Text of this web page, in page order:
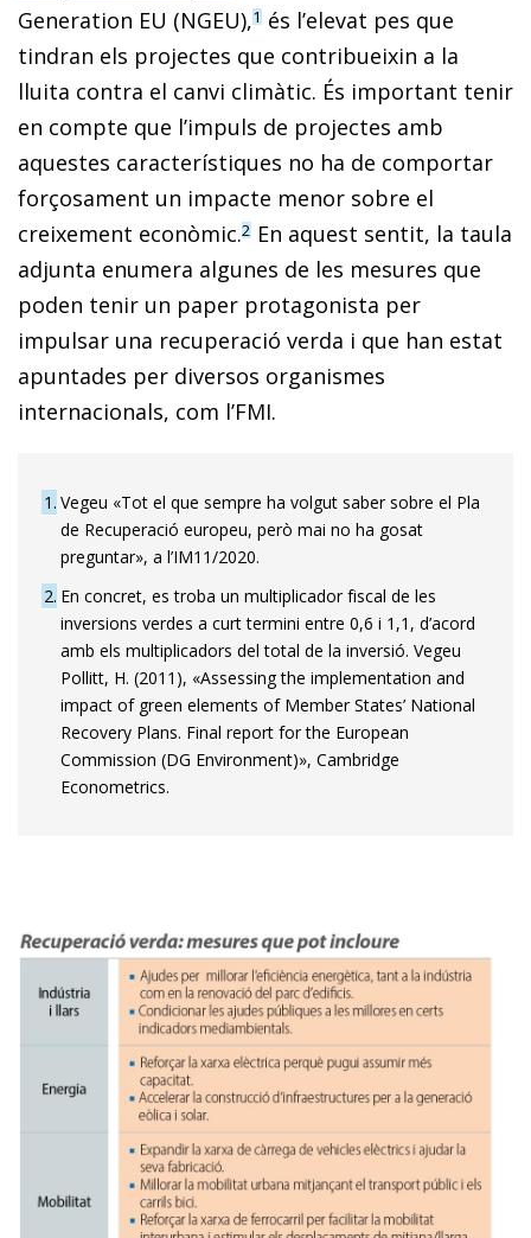
Generation EU (NGEU),1 és l’elevat pes que
tindran els projectes que contribueixin a la
lluita contra el canvi climàtic. És important tenir
en compte que l’impuls de projectes amb
aquestes característiques no ha de comportar
forçosament un impacte menor sobre el
creixement econòmic.2 En aquest sentit, la taula
adjunta enumera algunes de les mesures que
poden tenir un paper protagonista per
impulsar una recuperació verda i que han estat
apuntades per diversos organismes
internacionals, com l’FMI.
1 Vegeu «Tot el que sempre ha volgut saber sobre el Pla
de Recuperació europeu, però mai no ha gosat
preguntar», a l’IM11/2020.
2 En concret, es troba un multiplicador fiscal de les
inversions verdes a curt termini entre 0,6 i 1,1, d’acord
amb els multiplicadors del total de la inversió. Vegeu
Pollitt, H. (2011), «Assessing the implementation and
impact of green elements of Member States’ National
Recovery Plans. Final report for the European
Commission (DG Environment)», Cambridge
Econometrics.